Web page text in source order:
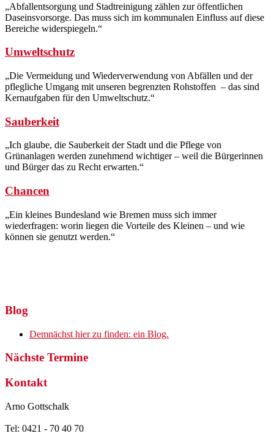
„Abfallentsorgung und Stadtreinigung zählen zur öffentlichen
Daseinsvorsorge. Das muss sich im kommunalen Einfluss auf diese
Bereiche widerspiegeln.“
Umweltschutz
„Die Vermeidung und Wiederverwendung von Abfällen und der
pflegliche Umgang mit unseren begrenzten Rohstoffen – das sind
Kernaufgaben für den Umweltschutz.“
Sauberkeit
„Ich glaube, die Sauberkeit der Stadt und die Pflege von
Grünanlagen werden zunehmend wichtiger – weil die Bürgerinnen
und Bürger das zu Recht erwarten.“
Chancen
„Ein kleines Bundesland wie Bremen muss sich immer
wiederfragen: worin liegen die Vorteile des Kleinen – und wie
können sie genutzt werden.“
Blog
Demnächst hier zu finden: ein Blog.
Nächste Termine
Kontakt
Arno Gottschalk
Tel: 0421 - 70 40 70